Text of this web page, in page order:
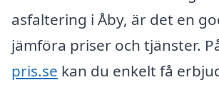
asfaltering i Åby, är det en
jämföra priser och tjänster.
pris.se kan du enkelt få